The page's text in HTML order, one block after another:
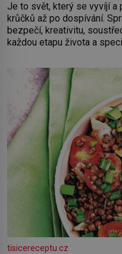
Je to svět, který se vyvíjí a
krůčků až po dospívání.
bezpečí, kreativitu,
každou etapu života a
by pokoj miminka měl
Předškolní věk je
tisicereceptu.cz